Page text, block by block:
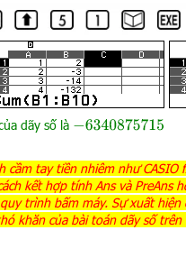
dãy số là −6340875715
cầm tay tiền nhiêm như
kết hợp tính Ans và PreAns
trình bấm máy. Sự xuất
khăn của bài toán dãy số